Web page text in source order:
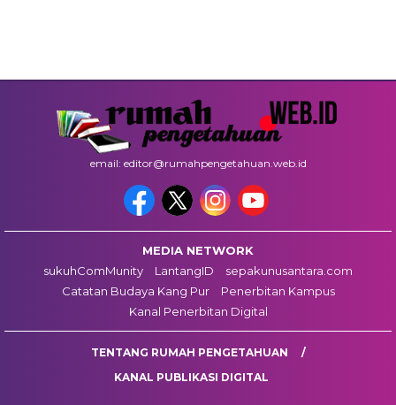
email: editor@rumahpengetahuan.web.id
MEDIA NETWORK
sukuhComMunity
LantangID
sepakunusantara.com
Catatan Budaya Kang Pur
Penerbitan Kampus
Kanal Penerbitan Digital
TENTANG RUMAH PENGETAHUAN
KANAL PUBLIKASI DIGITAL